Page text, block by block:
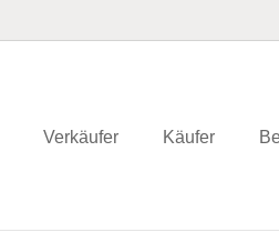
Verkäufer Käufer